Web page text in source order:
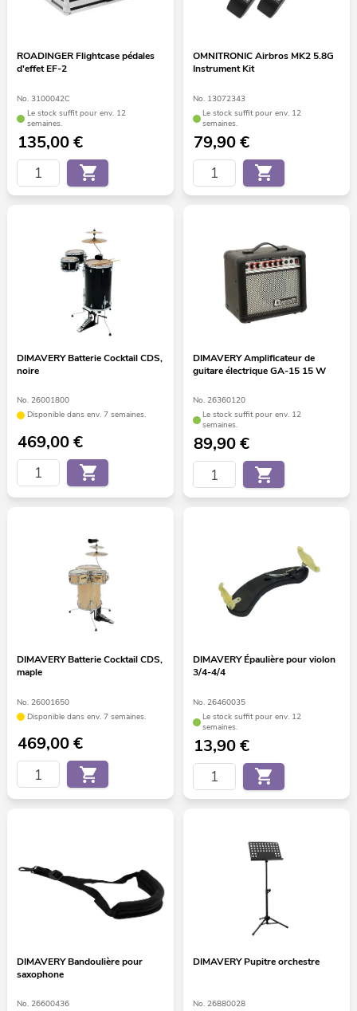
ROADINGER Flightcase pédales
d'effet EF-2
No. 3100042C
Le stock suffit pour env. 12
semaines.
135,00€
OMNITRONIC Airbros MK2 5.8G
Instrument Kit
No. 13072343
Le stock suffit pour env. 12
semaines.
79,90€
DIMAVERY Batterie Cocktail CDS,
noire
No. 26001800
Disponible dans env. 7 semaines.
469,00€
DIMAVERY Amplificateur de
guitare électrique GA-15 15 W
No. 26360120
Le stock suffit pour env. 12
semaines.
89,90€
DIMAVERY Batterie Cocktail CDS,
maple
No. 26001650
Disponible dans env. 7 semaines.
469,00€
DIMAVERY Épaulière pour violon
3/4-4/4
No. 26460035
Le stock suffit pour env. 12
semaines.
13,90€
DIMAVERY Bandoulière pour
saxophone
No. 26600436
DIMAVERY Pupitre orchestre
No. 26880028